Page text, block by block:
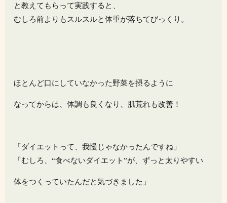
と教えてもらって実践すると、
むしろ前よりもスルスルと体重が落ちてびっくり。
ほとんど口にしていなかった野菜を摂るように
なってからは、体調も良くなり、肌荒れも改善！
「ダイエットって、我慢じゃなかったんですね」
「むしろ、“食べないダイエット”が、ずっと太りやすい
体をつくっていたんだと気づきました」